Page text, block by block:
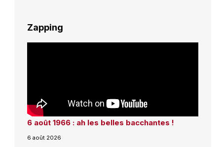
Zapping
6 août 1966 : ah les belles bacchantes !
6 août 2026